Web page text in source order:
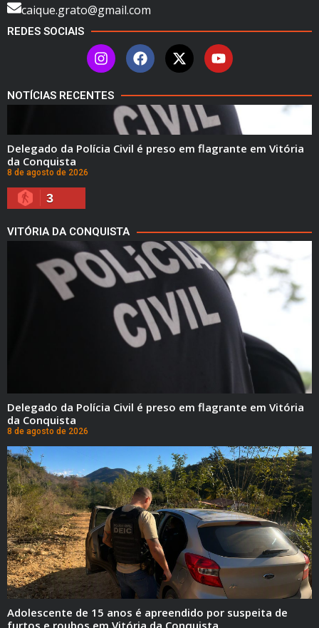
caique.grato@gmail.com
REDES SOCIAIS
NOTÍCIAS RECENTES
Delegado da Polícia Civil é preso em flagrante em Vitória
da Conquista
8 de agosto de 2026
3
VITÓRIA DA CONQUISTA
Delegado da Polícia Civil é preso em flagrante em Vitória
da Conquista
8 de agosto de 2026
Adolescente de 15 anos é apreendido por suspeita de